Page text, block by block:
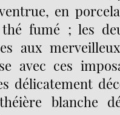
en
fumé ; les
aux
avec ces
délicatement
blanche